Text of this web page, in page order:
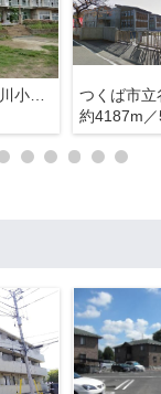
つくば市立 小野川小学校
約4187m